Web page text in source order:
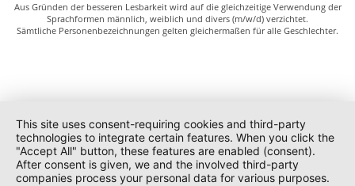
Aus Gründen der besseren Lesbarkeit wird auf die gleichzeitige Verwendung der
Sprachformen männlich, weiblich und divers (m/w/d) verzichtet.
Sämtliche Personenbezeichnungen gelten gleichermaßen für alle Geschlechter.
This site uses consent-requiring cookies and third-party
technologies to integrate certain features. When you click the
"Accept All" button, these features are enabled (consent).
After consent is given, we and the involved third-party
companies process your personal data for various purposes.